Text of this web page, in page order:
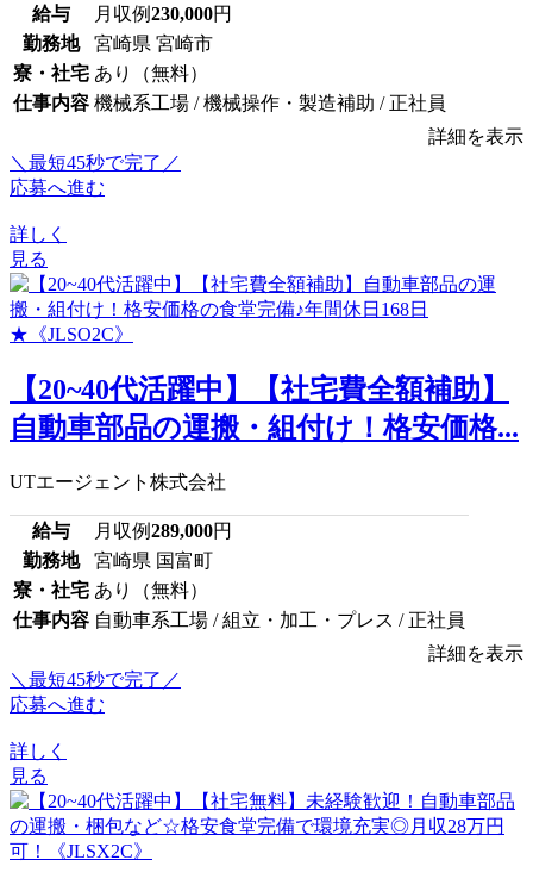
給与 月収例230,000円
勤務地
宮崎県 宮崎市
寮・社宅 あり（無料）
仕事内容 機械系工場 / 機械操作・製造補助 / 正社員
詳細を表示
＼最短45秒で完了／
応募へ進む
詳しく
見る
【20~40代活躍中】【社宅費全額補助】
自動車部品の運搬・組付け！格安価格...
UTエージェント株式会社
給与 月収例289,000円
勤務地
宮崎県 国富町
寮・社宅 あり（無料）
仕事内容 自動車系工場 / 組立・加工・プレス / 正社員
詳細を表示
＼最短45秒で完了／
応募へ進む
詳しく
見る